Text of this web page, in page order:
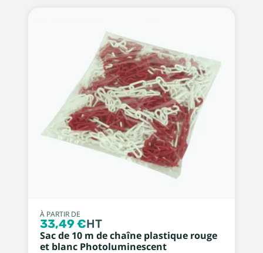
À PARTIR DE
33,49 €HT
Sac de 10 m de chaîne plastique rouge
et blanc Photoluminescent